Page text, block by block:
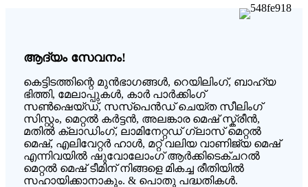
ആദ്യം സേവനം!
കെട്ടിടത്തിന്റെ മുൻഭാഗങ്ങൾ, റെയിലിംഗ്, ബാഹ്യ
ഭിത്തി, മേലാപ്പുകൾ, കാർ പാർക്കിംഗ്
സൺഷെയ്ഡ്, സസ്പെൻഡ് ചെയ്ത സീലിംഗ്
സിസ്റ്റം, മെറ്റൽ കർട്ടൻ, അലങ്കാര മെഷ് സ്ക്രീൻ,
മതിൽ ക്ലാഡിംഗ്, ലാമിനേറ്റഡ് ഗ്ലാസ് മെറ്റൽ
മെഷ്, എലിവേറ്റർ ഹാൾ, മറ്റ് വലിയ വാണിജ്യ മെഷ്
എന്നിവയിൽ ഷുവോലോംഗ് ആർക്കിടെക്ചറൽ
മെറ്റൽ മെഷ് ടീമിന് നിങ്ങളെ മികച്ച രീതിയിൽ
സഹായിക്കാനാകും. & പൊതു പദ്ധതികൾ.